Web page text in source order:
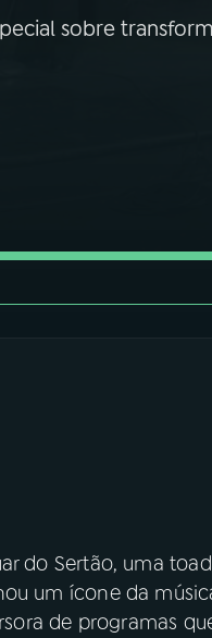
sobre
do Sertão, uma
um ícone da
de programas